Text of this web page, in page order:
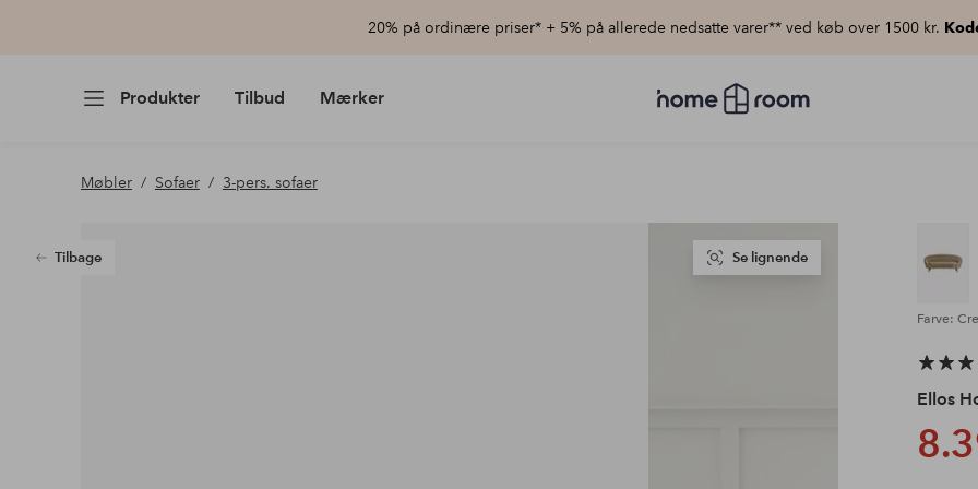
20% på ordinære priser* + 5% på allerede nedsatte varer** ved køb over 1500 kr.
Produkter Tilbud Mærker
Homeroom
–
pris
Møbler Sofaer 3-pers. sofaer
Tilbage Se lignende
Farve:
Ellos